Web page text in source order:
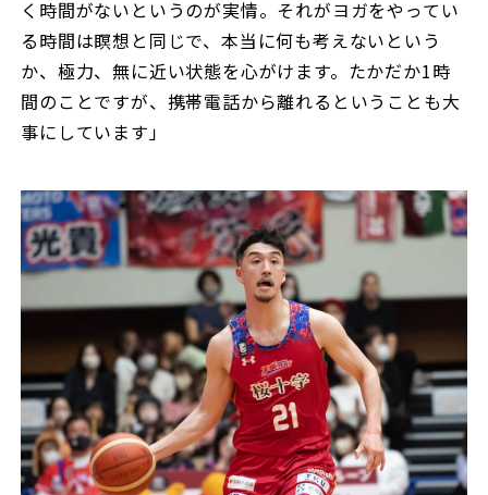
く時間がないというのが実情。それがヨガをやってい
る時間は瞑想と同じで、本当に何も考えないという
か、極力、無に近い状態を心がけます。たかだか1時
間のことですが、携帯電話から離れるということも大
事にしています」